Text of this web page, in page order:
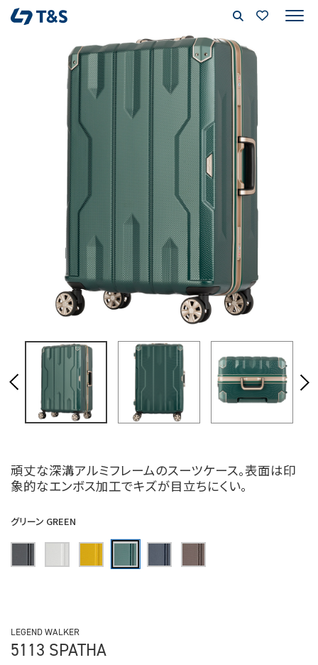
頑丈な深溝アルミフレームのスーツケース。表面は印
象的なエンボス加工でキズが目立ちにくい。
LEGEND WALKER
5113 SPATHA
グリーン GREEN